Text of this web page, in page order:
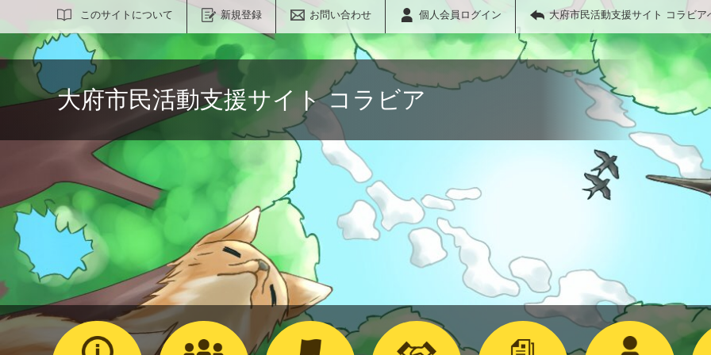
このサイトについて 新規登録 お問い合わせ 個人会員ログイン 大府市民活動支援サイト コラビア
サイト内検索
大府市民活動支援サイト コラビア